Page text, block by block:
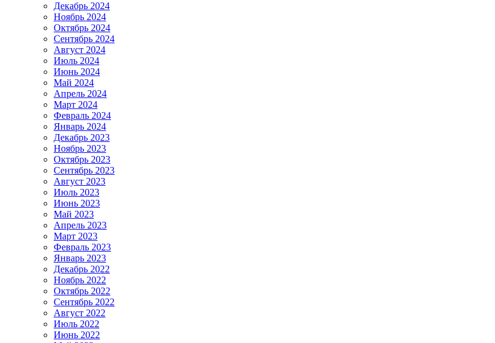
Декабрь 2024
Ноябрь 2024
Октябрь 2024
Сентябрь 2024
Август 2024
Июль 2024
Июнь 2024
Май 2024
Апрель 2024
Март 2024
Февраль 2024
Январь 2024
Декабрь 2023
Ноябрь 2023
Октябрь 2023
Сентябрь 2023
Август 2023
Июль 2023
Июнь 2023
Май 2023
Апрель 2023
Март 2023
Февраль 2023
Январь 2023
Декабрь 2022
Ноябрь 2022
Октябрь 2022
Сентябрь 2022
Август 2022
Июль 2022
Июнь 2022